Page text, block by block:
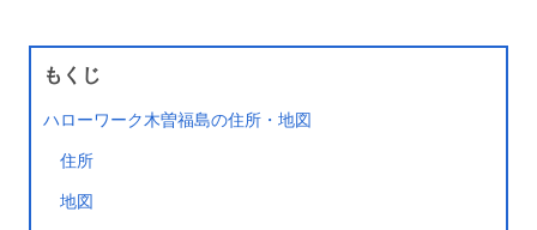
もくじ
ハローワーク木曽福島の住所・地図
住所
地図